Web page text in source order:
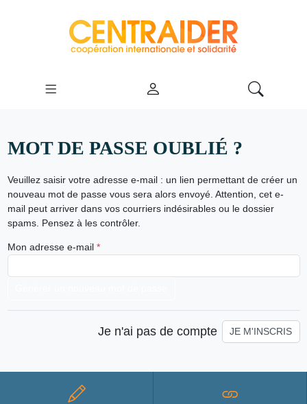
MOT DE PASSE OUBLIÉ ?
Veuillez saisir votre adresse e-mail : un lien permettant de créer un
nouveau mot de passe vous sera alors envoyé. Attention, cet e-
mail peut arriver dans vos courriers indésirables ou le dossier
spams. Pensez à les contrôler.
Mon adresse e-mail *
Je n'ai pas de compte JE M'INSCRIS